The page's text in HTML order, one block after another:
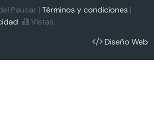
Paucar | Términos y condiciones |
Vistas.
Diseño Web